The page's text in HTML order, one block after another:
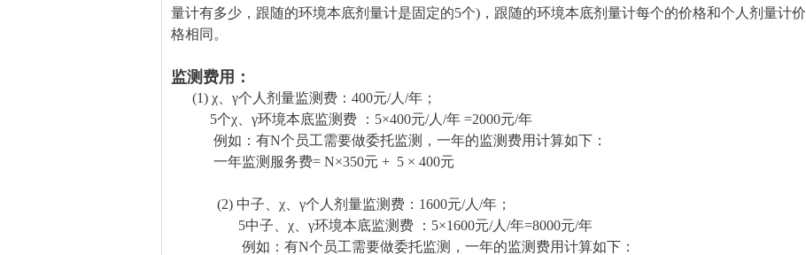
量计有多少，跟随的环境本底剂量计是固定的5个)，跟随的环境本底剂量计每个的价格和个人剂量计价
格相同。
监测费用：
(1) χ、γ个人剂量监测费：400元/人/年；
5个χ、γ环境本底监测费 ：5×400元/人/年 =2000元/年
例如：有N个员工需要做委托监测，一年的监测费用计算如下：
一年监测服务费= N×350元 + 5 × 400元
(2) 中子、χ、γ个人剂量监测费：1600元/人/年；
5中子、χ、γ环境本底监测费 ：5×1600元/人/年=8000元/年
例如：有N个员工需要做委托监测，一年的监测费用计算如下：